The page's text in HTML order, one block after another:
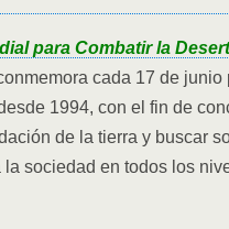
para Combatir la
cada 17 de junio
1994, con el fin de
de la tierra y buscar
la sociedad en todos los